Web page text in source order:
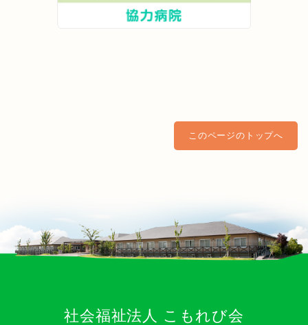
このページのトップへ
社会福祉法人 こもれび会